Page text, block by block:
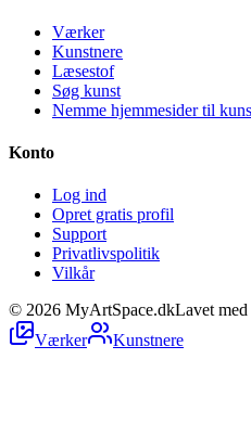
Værker
Kunstnere
Læsestof
Søg kunst
Nemme hjemmesider til
Konto
Log ind
Opret gratis profil
Support
Privatlivspolitik
Vilkår
© 2026 MyArtSpace.dkLavet
Værker
Kunstnere